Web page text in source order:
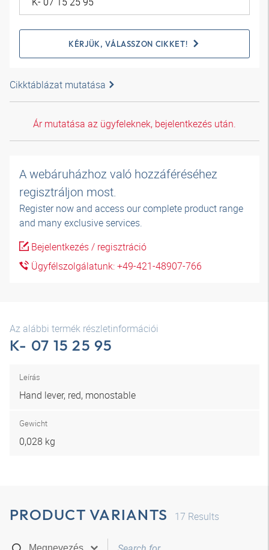
KÉRJÜK, VÁLASSZON CIKKET!
Cikktáblázat mutatása
Ár mutatása az ügyfeleknek, bejelentkezés után.
A webáruházhoz való hozzáféréséhez
regisztráljon most.
Register now and access our complete product range
and many exclusive services.
Bejelentkezés / regisztráció
Ügyfélszolgálatunk: +49-421-48907-766
Az alábbi termék részletinformációi
K- 07 15 25 95
Leírás
Hand lever, red, monostable
Gewicht
0,028 kg
PRODUCT VARIANTS 17 Results